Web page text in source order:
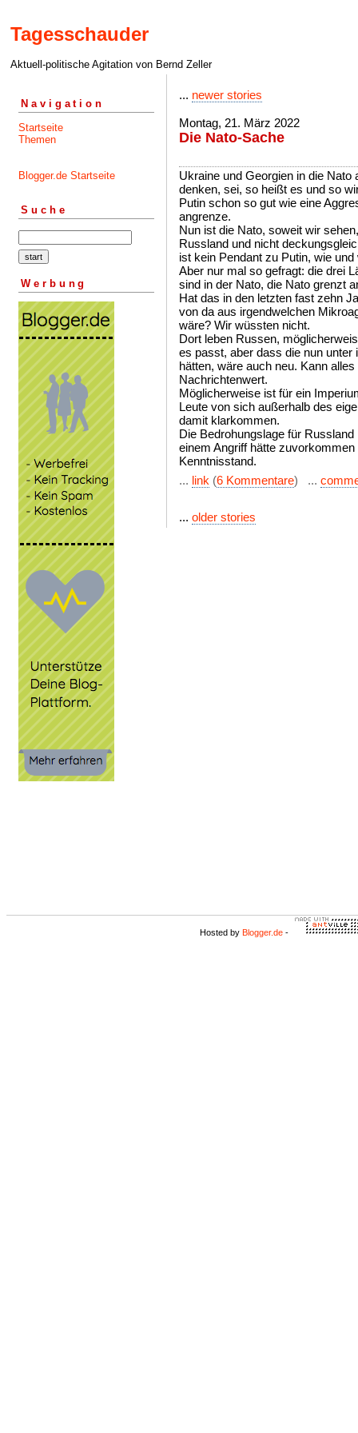
Tagesschauder
Aktuell-politische Agitation von Bernd Zeller
Navigation
Startseite
Themen
Blogger.de Startseite
Suche
Werbung
... newer stories
Montag, 21. März 2022
Die Nato-Sache
Ukraine und Georgien in die
denken, sei, so heißt es und so
Putin schon so gut wie eine
angrenze.
Nun ist die Nato, soweit wir
Russland und nicht
ist kein Pendant zu Putin, wie
Aber nur mal so gefragt: die drei
sind in der Nato, die Nato grenzt
Hat das in den letzten fast zehn
von da aus irgendwelchen
wäre? Wir wüssten nicht.
Dort leben Russen,
es passt, aber dass die nun
hätten, wäre auch neu. Kann
Nachrichtenwert.
Möglicherweise ist für ein
Leute von sich außerhalb des
damit klarkommen.
Die Bedrohungslage für
einem Angriff hätte
Kenntnisstand.
... link (6 Kommentare) ...
... older stories
Hosted by Blogger.de -